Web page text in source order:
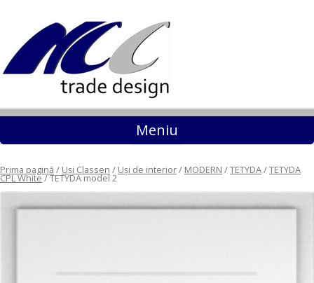
Meniu Sari la conținut
Prima pagină / Uși Classen / Uși de interior/ MODERN /TETYDA/TETYDA
CPL White/ TETYDA model 2